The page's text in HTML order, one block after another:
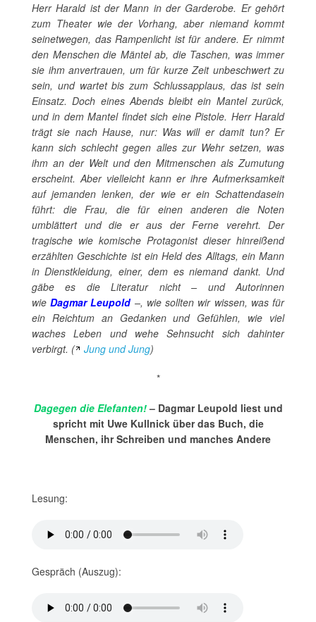
Herr Harald ist der Mann in der Garderobe. Er gehört
zum Theater wie der Vorhang, aber niemand kommt
seinetwegen, das Rampenlicht ist für andere. Er nimmt
den Menschen die Mäntel ab, die Taschen, was immer
sie ihm anvertrauen, um für kurze Zeit unbeschwert zu
sein, und wartet bis zum Schlussapplaus, das ist sein
Einsatz. Doch eines Abends bleibt ein Mantel zurück,
und in dem Mantel findet sich eine Pistole. Herr Harald
trägt sie nach Hause, nur: Was will er damit tun? Er
kann sich schlecht gegen alles zur Wehr setzen, was
ihm an der Welt und den Mitmenschen als Zumutung
erscheint. Aber vielleicht kann er ihre Aufmerksamkeit
auf jemanden lenken, der wie er ein Schattendasein
führt: die Frau, die für einen anderen die Noten
umblättert und die er aus der Ferne verehrt. Der
tragische wie komische Protagonist dieser hinreißend
erzählten Geschichte ist ein Held des Alltags, ein Mann
in Dienstkleidung, einer, dem es niemand dankt. Und
gäbe es die Literatur nicht – und Autorinnen
wieDagmar Leupold–, wie sollten wir wissen, was für
ein Reichtum an Gedanken und Gefühlen, wie viel
waches Leben und wehe Sehnsucht sich dahinter
verbirgt. ( Jung und Jung)
*
Dagegen die Elefanten!– Dagmar Leupold liest und
spricht mit Uwe Kullnick über das Buch, die
Menschen, ihr Schreiben und manches Andere
Lesung:
Gespräch (Auszug):